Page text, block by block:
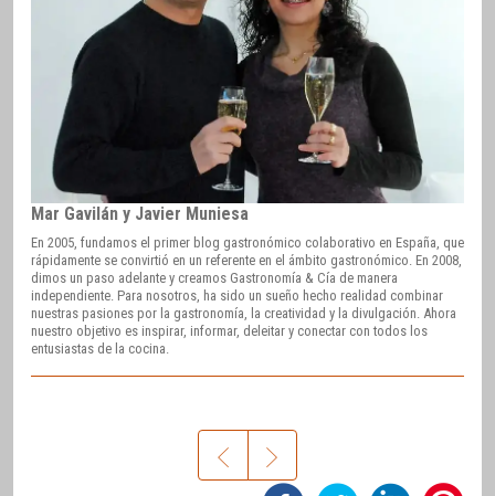
Mar Gavilán y Javier Muniesa
En 2005, fundamos el primer blog gastronómico colaborativo en España, que
rápidamente se convirtió en un referente en el ámbito gastronómico. En 2008,
dimos un paso adelante y creamos Gastronomía & Cía de manera
independiente. Para nosotros, ha sido un sueño hecho realidad combinar
nuestras pasiones por la gastronomía, la creatividad y la divulgación. Ahora
nuestro objetivo es inspirar, informar, deleitar y conectar con todos los
entusiastas de la cocina.